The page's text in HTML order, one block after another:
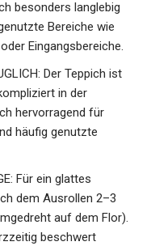
besonders langlebig
Bereiche wie
Eingangsbereiche.
Der Teppich ist
in der
hervorragend für
häufig genutzte
Für ein glattes
dem Ausrollen 2–3
auf dem Flor).
beschwert